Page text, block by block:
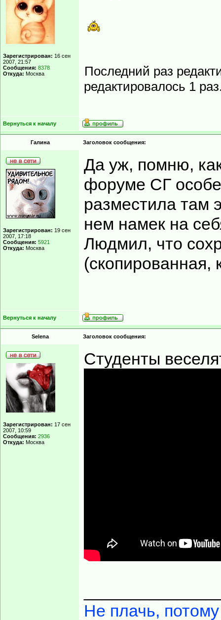
Зарегистрирован: 16 сен
2007, 21:57
Сообщения: 8378
Откуда: Москва
Последний раз
редактировалось 1
Вернуться к началу
Гaлинa Заголовок сообщения:
Зарегистрирован: 19 сен
2007, 17:18
Сообщения: 5921
Откуда: Москва
Да уж, помню,
форуме СГ
разместила там
нем намек на
Людмил, что
Вернуться к началу
Selena Заголовок сообщения:
Зарегистрирован: 17 сен
2007, 10:59
Сообщения: 2936
Откуда: Москва
Студенты
Не плачь,